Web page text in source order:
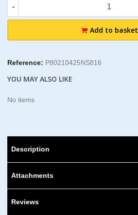
-
Add to basket
Reference: P80210425NS816
YOU MAY ALSO LIKE
No items
Description
Attachments
Reviews